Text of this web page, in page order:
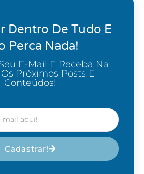
Dentro De Tudo E
Perca Nada!
E-Mail E Receba Na
Próximos Posts E
Conteúdos!
Cadastrar!